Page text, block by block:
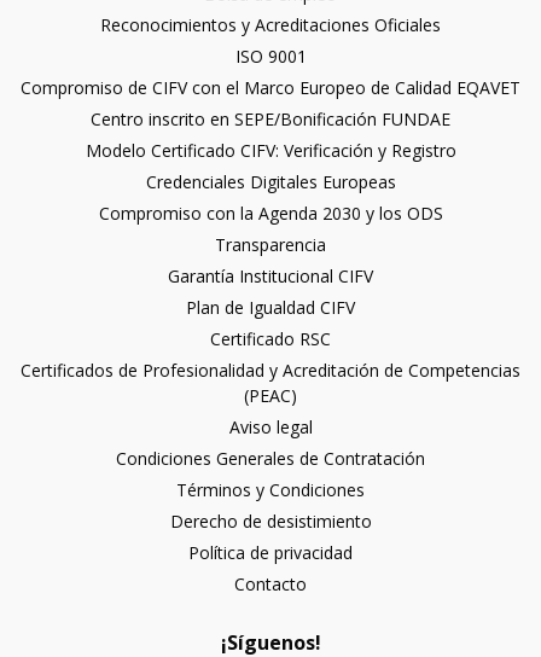
Reconocimientos y Acreditaciones Oficiales
ISO 9001
Compromiso de CIFV con el Marco Europeo de Calidad EQAVET
Centro inscrito en SEPE/Bonificación FUNDAE
Modelo Certificado CIFV: Verificación y Registro
Credenciales Digitales Europeas
Compromiso con la Agenda 2030 y los ODS
Transparencia
Garantía Institucional CIFV
Plan de Igualdad CIFV
Certificado RSC
Certificados de Profesionalidad y Acreditación de Competencias
(PEAC)
Aviso legal
Condiciones Generales de Contratación
Términos y Condiciones
Derecho de desistimiento
Política de privacidad
Contacto
¡Síguenos!